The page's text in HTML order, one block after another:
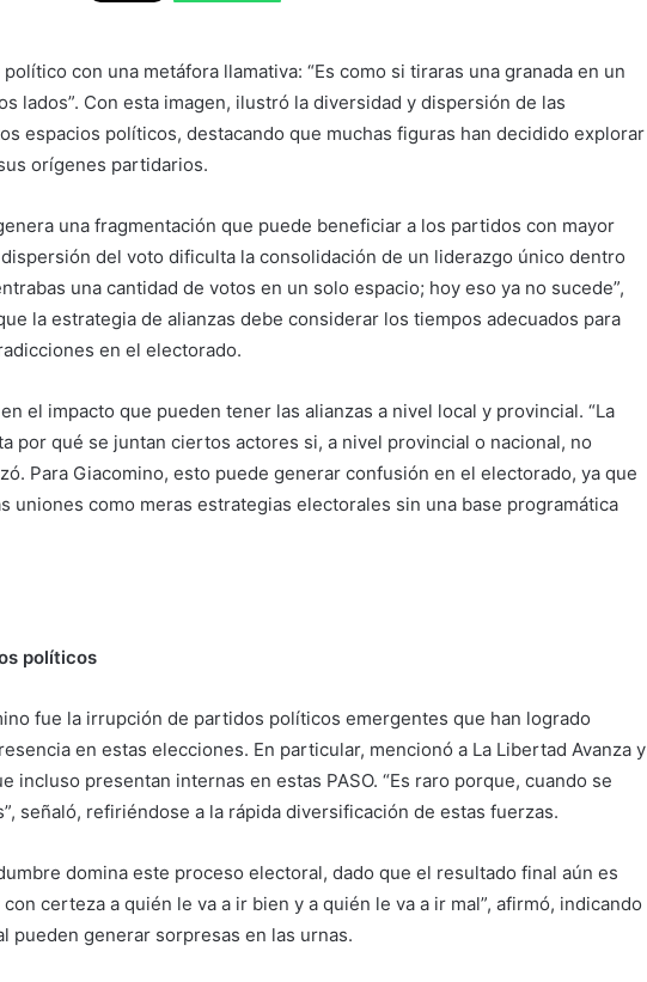
con una metáfora llamativa: “Es como si tiraras una granada en un
lados”. Con esta imagen, ilustró la diversidad y dispersión de las
espacios políticos, destacando que muchas figuras han decidido explorar
orígenes partidarios.
una fragmentación que puede beneficiar a los partidos con mayor
del voto dificulta la consolidación de un liderazgo único dentro
una cantidad de votos en un solo espacio; hoy eso ya no sucede”,
la estrategia de alianzas debe considerar los tiempos adecuados para
en el electorado.
el impacto que pueden tener las alianzas a nivel local y provincial. “La
por qué se juntan ciertos actores si, a nivel provincial o nacional, no
Para Giacomino, esto puede generar confusión en el electorado, ya que
uniones como meras estrategias electorales sin una base programática
políticos
fue la irrupción de partidos políticos emergentes que han logrado
en estas elecciones. En particular, mencionó a La Libertad Avanza y
incluso presentan internas en estas PASO. “Es raro porque, cuando se
señaló, refiriéndose a la rápida diversificación de estas fuerzas.
domina este proceso electoral, dado que el resultado final aún es
certeza a quién le va a ir bien y a quién le va a ir mal”, afirmó, indicando
pueden generar sorpresas en las urnas.